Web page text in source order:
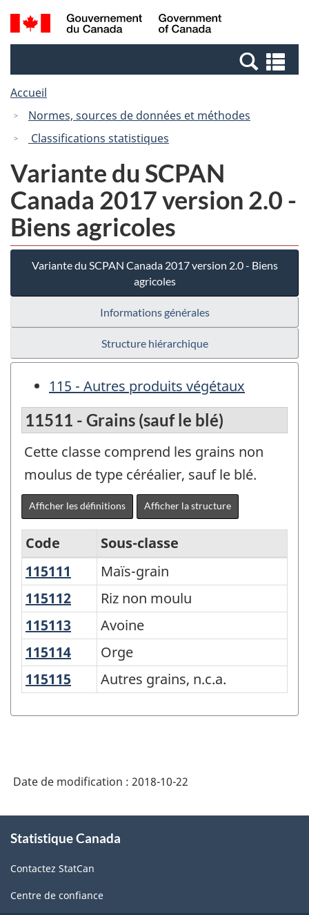
Passer
au
Passer
à
Canada
Recherche
et
et
Accueil
Normes, sources de données et méthodes
Classifications statistiques
Variante du SCPAN
Canada 2017 version 2.0 -
Biens agricoles
Variante du SCPAN Canada 2017 version 2.0 - Biens
agricoles
Informations générales
Structure hiérarchique
115 - Autres produits végétaux
11511 - Grains (sauf le blé)
Cette classe comprend les grains non
moulus de type céréalier, sauf le blé.
Afficher les définitions Afficher la structure
Variante
du
SCPAN
Canada
2017
version
2.0
agricoles
de
la
classification
Code
Sous-classe
115111
Maïs-grain
Maïs-grain
115112 Riz non moulu
Riz non moulu
115113 AvoineAvoine
115114 OrgeOrge
115115 Autres grains, n.c.a.
Autres grains, n.c.a.
Date de modification : 2018-10-22
propos
ce
site
Statistique Canada
Contactez StatCan
Centre de confiance